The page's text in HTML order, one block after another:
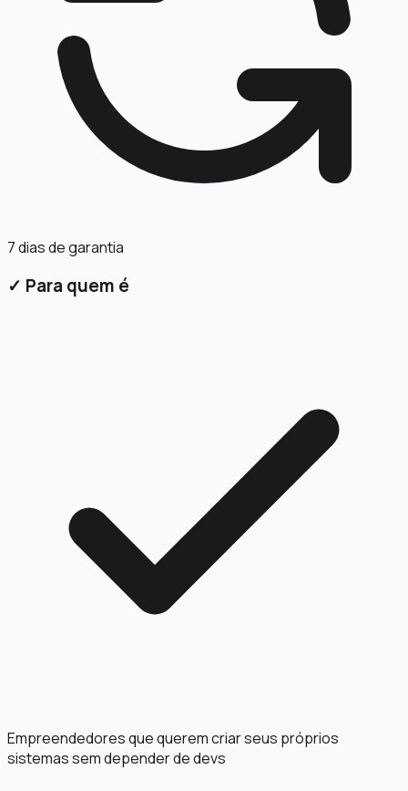
7 dias de garantia
✓ Para quem é
Empreendedores que querem criar seus próprios
sistemas sem depender de devs